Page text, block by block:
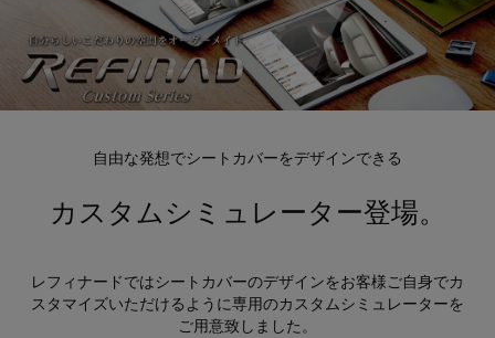
自由な発想でシートカバーをデザインできる
カスタムシミュレーター登場。
レフィナードではシートカバーのデザインをお客様ご自身でカ
スタマイズいただけるように専用のカスタムシミュレーターを
ご用意致しました。